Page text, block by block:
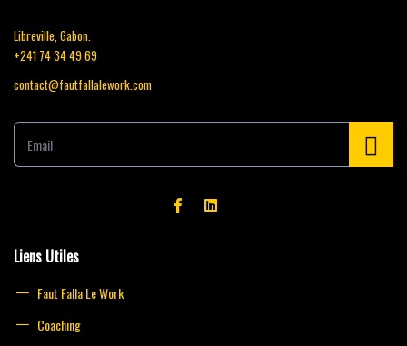
Libreville, Gabon.
+241 74 34 49 69
contact@fautfallalework.com
E
a
Liens Utiles
Faut Falla Le Work
Coaching